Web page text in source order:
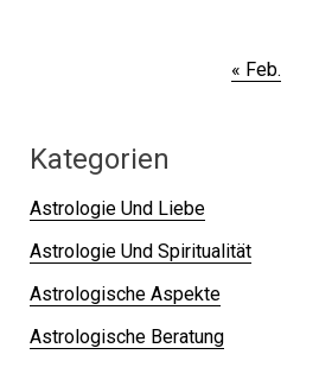
« Feb.
Kategorien
Astrologie Und Liebe
Astrologie Und Spiritualität
Astrologische Aspekte
Astrologische Beratung